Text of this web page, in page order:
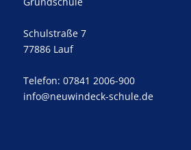
Schulstraße 7
77886 Lauf
Telefon: 07841 2006-900
info@neuwindeck-schule.de